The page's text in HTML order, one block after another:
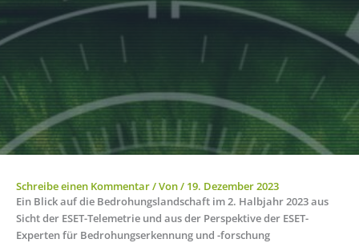
Schreibe einen Kommentar/ Von/ 19. Dezember 2023
Ein Blick auf die Bedrohungslandschaft im 2. Halbjahr 2023 aus
Sicht der ESET-Telemetrie und aus der Perspektive der ESET-
Experten für Bedrohungserkennung und -forschung